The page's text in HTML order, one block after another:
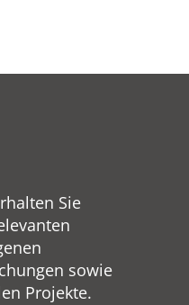
Sie
sowie
Projekte.